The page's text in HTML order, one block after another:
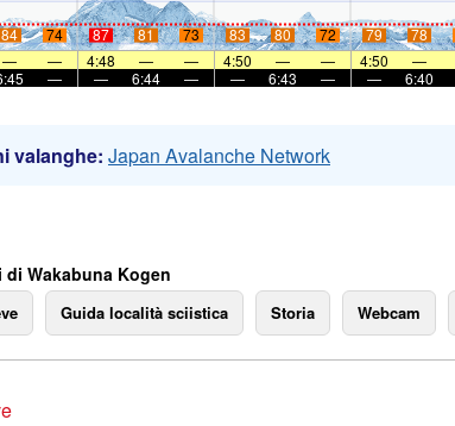
84 74 87 81 73 83 80 72 79 78
— — 4:48 — — 4:50 — — 4:50 —
— — 6:44 — — 6:43 — — 6:40
valanghe: Japan Avalanche Network
Wakabuna Kogen
Guida località sciistica Storia Webcam